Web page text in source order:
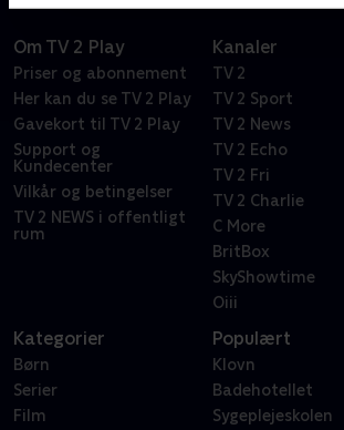
Om TV 2 Play
Priser og abonnement
Her kan du se TV 2 Play
Gavekort til TV 2 Play
Support og
Kundecenter
Vilkår og betingelser
TV 2 NEWS i offentligt
rum
Kanaler
TV 2
TV 2 Sport
TV 2 News
TV 2 Echo
TV 2 Fri
TV 2 Charlie
C More
BritBox
SkyShowtime
Oiii
Kategorier
Børn
Serier
Film
Populært
Klovn
Badehotellet
Sygeplejeskolen